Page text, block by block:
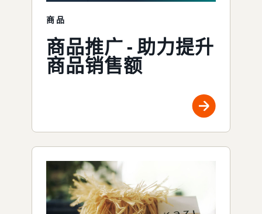
商品
商品推广 - 助力提升
商品销售额